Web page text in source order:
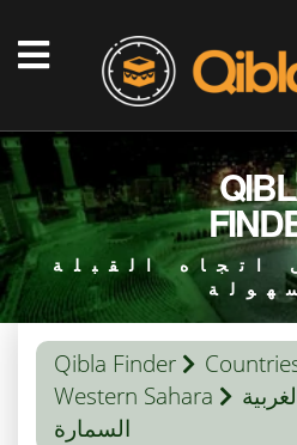
اتجاه القبلة
Qibla Finder
Western Sahara
السمارة